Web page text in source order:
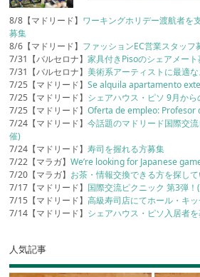
8/8【マドリード】 ワーキングホリデー渡航者を
募集
8/6【マドリード】 ファッションEC営業スタッフ
7/31【バルセロナ】家具付きPisoのシェアメー
7/31【バルセロナ】美術系アーティストに最適
7/25【マドリード】Se alquila apartamento
7/25【マドリード】 シェアハウス・ピソ 9月か
7/25【マドリード】Oferta de empleo:
7/24【マドリード】今話題のマドリード国際交
催)
7/24【マドリード】寿司を握れる方募集
7/22【マラガ】We’re looking for Japanese
7/20【マラガ】 お茶・情報交換できる方を探し
7/17【マドリード】 国際交流ピクニック 第3弾
7/15【マドリード】高級寿司店にてホール・キ
7/14【マドリード】 シェアハウス・ピソ入居者
人気記事